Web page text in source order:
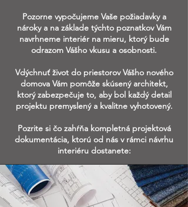
Pozorne vypočujeme Vaše požiadavky a
nároky a na základe týchto poznatkov Vám
navrhneme interiér na mieru, ktorý bude
odrazom Vášho vkusu a osobnosti.
Vdýchnuť život do priestorov Vášho nového
domova Vám pomôže skúsený architekt,
ktorý zabezpečuje to, aby bol každý detail
projektu premyslený a kvalitne vyhotovený.
Pozrite si čo zahŕňa kompletná projektová
dokumentácia, ktorú od nás v rámci návrhu
interiéru dostanete: